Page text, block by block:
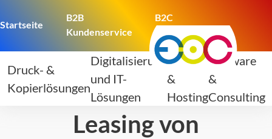
Startseite
B2B
Kundenservice
B2C
Kundenservice
Druck- &
Kopierlösungen
Digitalisierung
und IT-
Lösungen
Domain
&
Hosting
Software
&
Consulting
Leasing von